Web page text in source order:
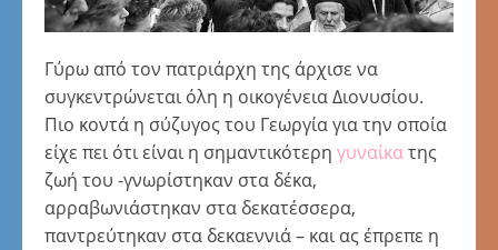
Γύρω από τον πατριάρχη της άρχισε να
συγκεντρώνεται όλη η οικογένεια Διονυσίου.
Πιο κοντά η σύζυγος του Γεωργία για την οποία
είχε πει ότι είναι η σημαντικότερη γυναίκατης
ζωή του -γνωρίστηκαν στα δέκα,
αρραβωνιάστηκαν στα δεκατέσσερα,
παντρεύτηκαν στα δεκαεννιά – και ας έπρεπε η